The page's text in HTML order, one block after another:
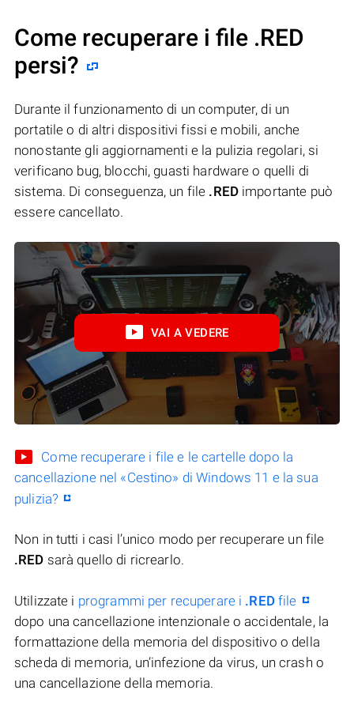
Come recuperare i file .RED
persi?
Durante il funzionamento di un computer, di un
portatile o di altri dispositivi fissi e mobili, anche
nonostante gli aggiornamenti e la pulizia regolari, si
verificano bug, blocchi, guasti hardware o quelli di
sistema. Di conseguenza, un file .REDimportante può
essere cancellato.
VAI A VEDERE
Come recuperare i file e le cartelle dopo la
cancellazione nel «Cestino» di Windows 11 e la sua
pulizia?
Non in tutti i casi l’unico modo per recuperare un file
.RED sarà quello di ricrearlo.
Utilizzate i programmi per recuperare i .REDfile
dopo una cancellazione intenzionale o accidentale, la
formattazione della memoria del dispositivo o della
scheda di memoria, un’infezione da virus, un crash o
una cancellazione della memoria.